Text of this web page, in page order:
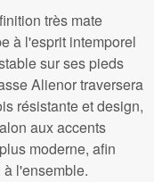
très mate
à l'esprit intemporel
sur ses pieds
Alienor traversera
résistante et design,
aux accents
moderne, afin
l'ensemble.